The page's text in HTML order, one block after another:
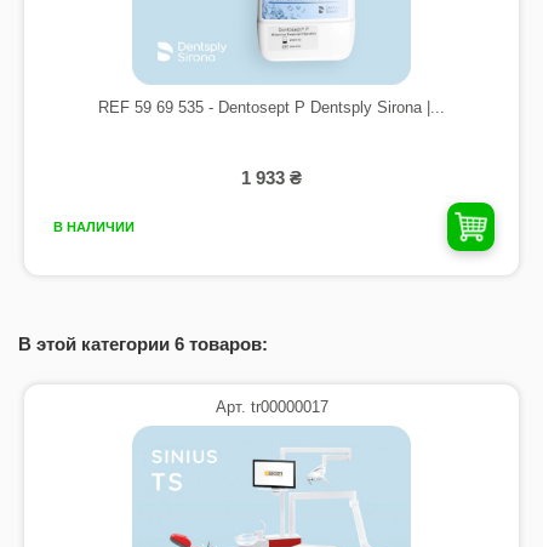
REF 59 69 535 - Dentosept P Dentsply Sirona |...
1 933 ₴
В НАЛИЧИИ
В этой категории 6 товаров:
Арт. tr00000017